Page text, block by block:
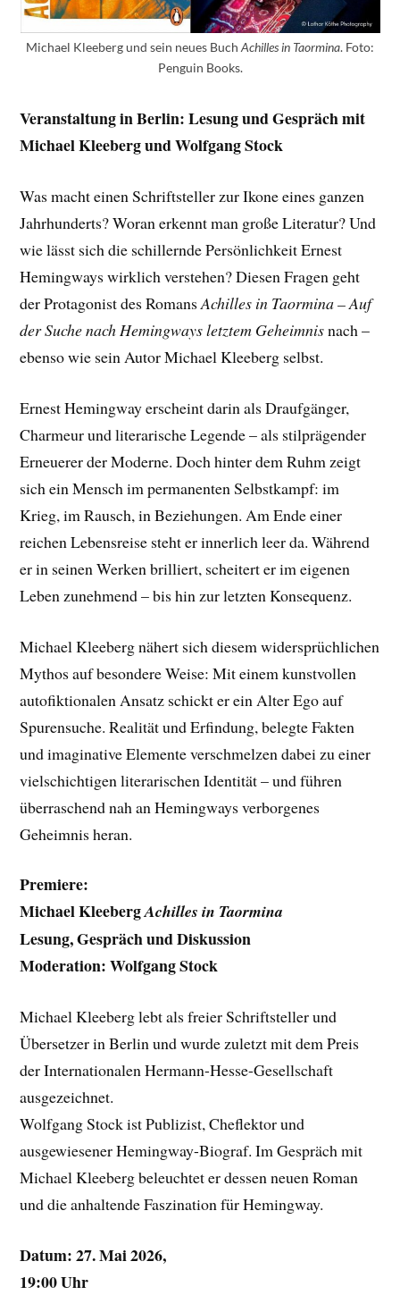
Michael Kleeberg und sein neues Buch Achilles in Taormina. Foto:
Penguin Books.
Veranstaltung in Berlin: Lesung und Gespräch mit
Michael Kleeberg und Wolfgang Stock
Was macht einen Schriftsteller zur Ikone eines ganzen
Jahrhunderts? Woran erkennt man große Literatur? Und
wie lässt sich die schillernde Persönlichkeit Ernest
Hemingways wirklich verstehen? Diesen Fragen geht
der Protagonist des RomansAchilles in Taormina – Auf
der Suche nach Hemingways letztem Geheimnisnach –
ebenso wie sein Autor Michael Kleeberg selbst.
Ernest Hemingway erscheint darin als Draufgänger,
Charmeur und literarische Legende – als stilprägender
Erneuerer der Moderne. Doch hinter dem Ruhm zeigt
sich ein Mensch im permanenten Selbstkampf: im
Krieg, im Rausch, in Beziehungen. Am Ende einer
reichen Lebensreise steht er innerlich leer da. Während
er in seinen Werken brilliert, scheitert er im eigenen
Leben zunehmend – bis hin zur letzten Konsequenz.
Michael Kleeberg nähert sich diesem widersprüchlichen
Mythos auf besondere Weise: Mit einem kunstvollen
autofiktionalen Ansatz schickt er ein Alter Ego auf
Spurensuche. Realität und Erfindung, belegte Fakten
und imaginative Elemente verschmelzen dabei zu einer
vielschichtigen literarischen Identität – und führen
überraschend nah an Hemingways verborgenes
Geheimnis heran.
Premiere:
Michael KleebergAchilles in Taormina
Lesung, Gespräch und Diskussion
Moderation: Wolfgang Stock
Michael Kleeberg lebt als freier Schriftsteller und
Übersetzer in Berlin und wurde zuletzt mit dem Preis
der Internationalen Hermann-Hesse-Gesellschaft
ausgezeichnet.
Wolfgang Stock ist Publizist, Cheflektor und
ausgewiesener Hemingway-Biograf. Im Gespräch mit
Michael Kleeberg beleuchtet er dessen neuen Roman
und die anhaltende Faszination für Hemingway.
Datum: 27. Mai 2026,
19:00 Uhr